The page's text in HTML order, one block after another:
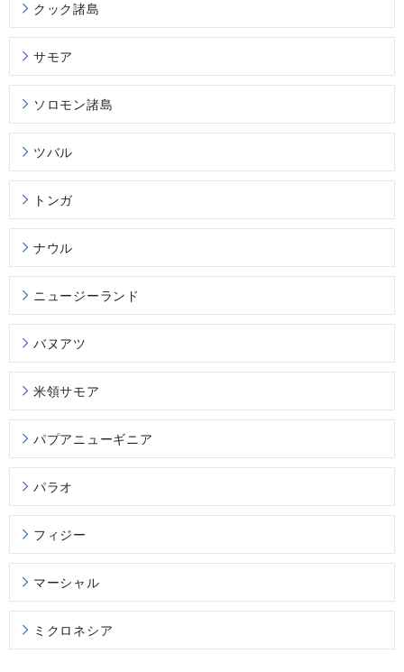
クック諸島
サモア
ソロモン諸島
ツバル
トンガ
ナウル
ニュージーランド
バヌアツ
米領サモア
パプアニューギニア
パラオ
フィジー
マーシャル
ミクロネシア